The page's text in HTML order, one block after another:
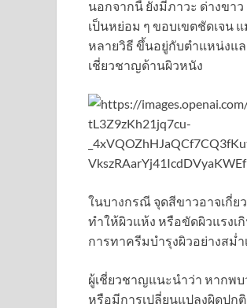
นอกจากนี้ ยังมีภาวะ ด่างขา
เป็นหย่อม ๆ ขอบเขตชัดเจน
หลายวิธี ขึ้นอยู่กับตำแหน่งแ
เชี่ยวชาญด้านผิวหนัง
ในบางกรณี จุดสีขาวอาจเกี่ย
ทำให้ผิวแห้ง หรือขัดผิวแรงเ
การทาครีมบำรุงผิวอย่างสม่
ผู้เชี่ยวชาญแนะนำว่า หากพ
หรือมีการเปลี่ยนแปลงผิดปก